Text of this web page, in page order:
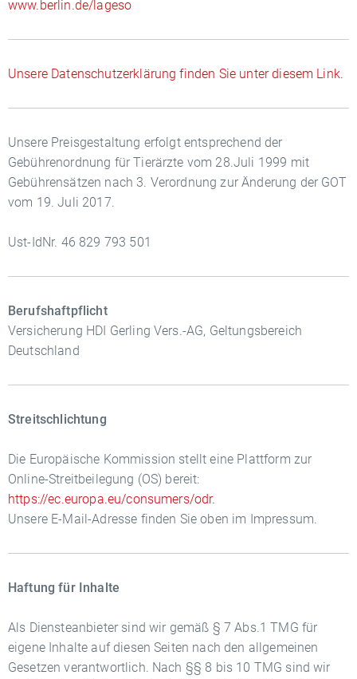
www.berlin.de/lageso
Unsere Datenschutzerklärung finden Sie unter diesem Link.
Unsere Preisgestaltung erfolgt entsprechend der
Gebührenordnung für Tierärzte vom 28.Juli 1999 mit
Gebührensätzen nach 3. Verordnung zur Änderung der GOT
vom 19. Juli 2017.
Ust-IdNr. 46 829 793 501
Berufshaftpflicht
Versicherung HDI Gerling Vers.-AG, Geltungsbereich
Deutschland
Streitschlichtung
Die Europäische Kommission stellt eine Plattform zur
Online-Streitbeilegung (OS) bereit:
https://ec.europa.eu/consumers/odr.
Unsere E-Mail-Adresse finden Sie oben im Impressum.
Haftung für Inhalte
Als Diensteanbieter sind wir gemäß § 7 Abs.1 TMG für
eigene Inhalte auf diesen Seiten nach den allgemeinen
Gesetzen verantwortlich. Nach §§ 8 bis 10 TMG sind wir